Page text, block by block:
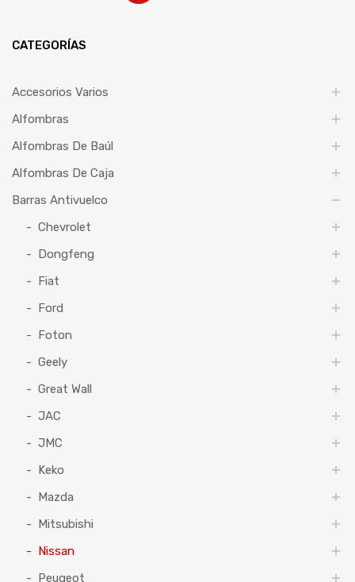
CATEGORÍAS
Accesorios Varios
Alfombras
Alfombras De Baúl
Alfombras De Caja
Barras Antivuelco
Chevrolet
Dongfeng
Fiat
Ford
Foton
Geely
Great Wall
JAC
JMC
Keko
Mazda
Mitsubishi
Nissan
Peugeot